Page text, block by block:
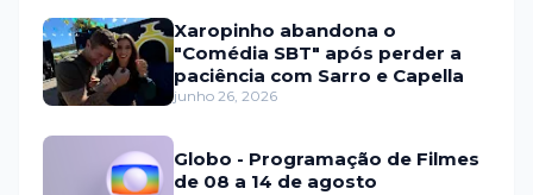
Xaropinho abandona o
"Comédia SBT" após perder a
paciência com Sarro e Capella
junho 26, 2026
Globo - Programação de Filmes
de 08 a 14 de agosto